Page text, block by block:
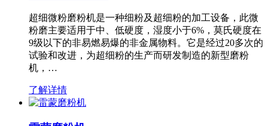
超细微粉磨粉机是一种细粉及超细粉的加工设备，此微
粉磨主要适用于中、低硬度，湿度小于6%，莫氏硬度在
9级以下的非易燃易爆的非金属物料。它是经过20多次的
试验和改进，为超细粉的生产而研发制造的新型磨粉
机，…
了解详情